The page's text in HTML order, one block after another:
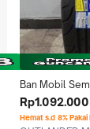
Ban Mobil
Accelera 651
R17 Bukan
Rp1.092.000
Hemat s.d 8%